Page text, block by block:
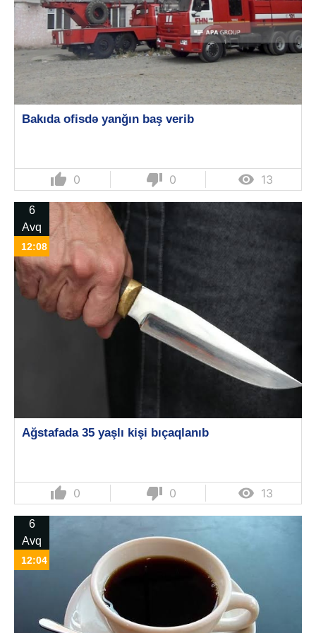
Bakıda ofisdə yanğın baş verib
thumb_up 0 thumb_down 0  13
6
Avq
12:08
Ağstafada 35 yaşlı kişi bıçaqlanıb
thumb_up 0 thumb_down 0  13
6
Avq
12:04